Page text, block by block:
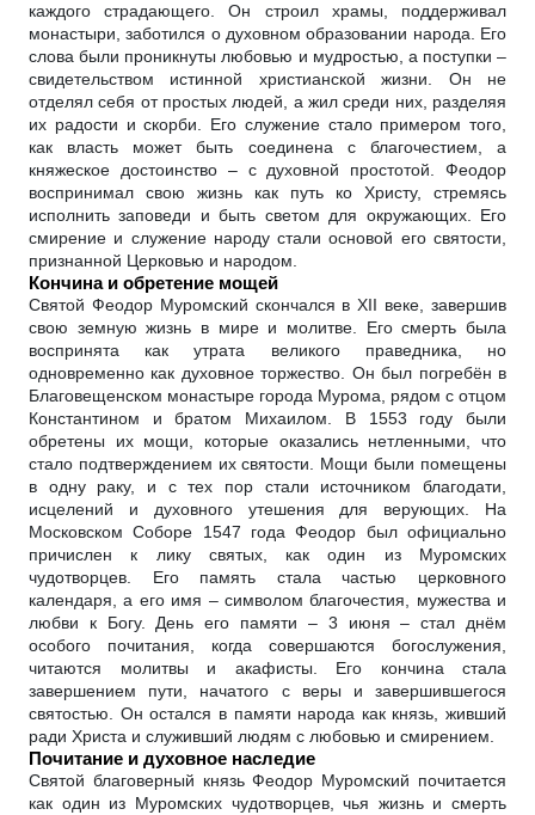
каждого страдающего. Он строил храмы, поддерживал
монастыри, заботился о духовном образовании народа. Его
слова были проникнуты любовью и мудростью, а поступки –
свидетельством истинной христианской жизни. Он не
отделял себя от простых людей, а жил среди них, разделяя
их радости и скорби. Его служение стало примером того,
как власть может быть соединена с благочестием, а
княжеское достоинство – с духовной простотой. Феодор
воспринимал свою жизнь как путь ко Христу, стремясь
исполнить заповеди и быть светом для окружающих. Его
смирение и служение народу стали основой его святости,
признанной Церковью и народом.
Кончина и обретение мощей
Святой Феодор Муромский скончался в XII веке, завершив
свою земную жизнь в мире и молитве. Его смерть была
воспринята как утрата великого праведника, но
одновременно как духовное торжество. Он был погребён в
Благовещенском монастыре города Мурома, рядом с отцом
Константином и братом Михаилом. В 1553 году были
обретены их мощи, которые оказались нетленными, что
стало подтверждением их святости. Мощи были помещены
в одну раку, и с тех пор стали источником благодати,
исцелений и духовного утешения для верующих. На
Московском Соборе 1547 года Феодор был официально
причислен к лику святых, как один из Муромских
чудотворцев. Его память стала частью церковного
календаря, а его имя – символом благочестия, мужества и
любви к Богу. День его памяти – 3 июня – стал днём
особого почитания, когда совершаются богослужения,
читаются молитвы и акафисты. Его кончина стала
завершением пути, начатого с веры и завершившегося
святостью. Он остался в памяти народа как князь, живший
ради Христа и служивший людям с любовью и смирением.
Почитание и духовное наследие
Святой благоверный князь Феодор Муромский почитается
как один из Муромских чудотворцев, чья жизнь и смерть